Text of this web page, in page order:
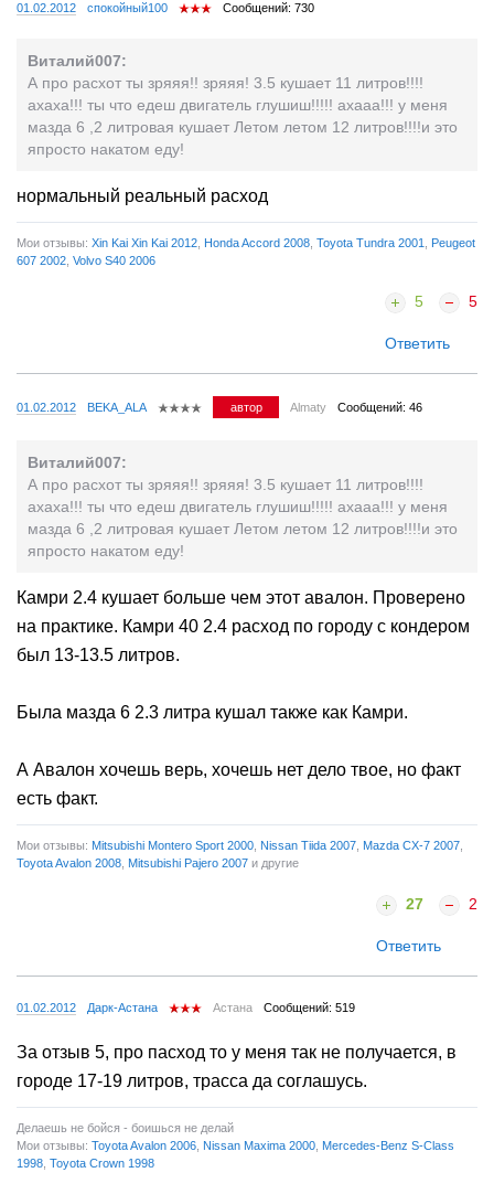
01.02.2012 спокойный100 Сообщений: 730
Виталий007:
А про расхот ты зряяя!! зряяя! 3.5 кушает 11 литров!!!!
ахаха!!! ты что едеш двигатель глушиш!!!!! ахааа!!! у меня
мазда 6 ,2 литровая кушает Летом летом 12 литров!!!!и это
япросто накатом еду!
нормальный реальный расход
Мои отзывы: Xin Kai Xin Kai 2012, Honda Accord 2008, Toyota Tundra 2001, Peugeot
607 2002, Volvo S40 2006
5 5
Ответить
01.02.2012 BEKA_ALA автор Almaty Сообщений: 46
Виталий007:
А про расхот ты зряяя!! зряяя! 3.5 кушает 11 литров!!!!
ахаха!!! ты что едеш двигатель глушиш!!!!! ахааа!!! у меня
мазда 6 ,2 литровая кушает Летом летом 12 литров!!!!и это
япросто накатом еду!
Камри 2.4 кушает больше чем этот авалон. Проверено
на практике. Камри 40 2.4 расход по городу с кондером
был 13-13.5 литров.
Была мазда 6 2.3 литра кушал также как Камри.
А Авалон хочешь верь, хочешь нет дело твое, но факт
есть факт.
Мои отзывы: Mitsubishi Montero Sport 2000 Nissan Tiida 2007 Mazda CX-7 2007
Toyota Avalon 2008 Mitsubishi Pajero 2007 и другие
27 2
Ответить
01.02.2012 Дарк-Астана Астана Сообщений: 519
За отзыв 5, про пасход то у меня так не получается, в
городе 17-19 литров, трасса да соглашусь.
Делаешь не бойся - боишься не делай
Мои отзывы: Toyota Avalon 2006 Nissan Maxima 2000 Mercedes-Benz S-Class
1998 Toyota Crown 1998